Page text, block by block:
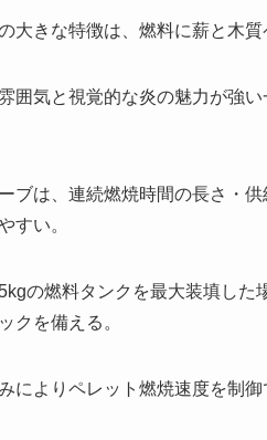
大きな特徴は、燃料に薪と木
囲気と視覚的な炎の魅力が強
ブは、連続燃焼時間の長さ・
すい。
の燃料タンクを最大装填し
クを備える。
によりペレット燃焼速度を制